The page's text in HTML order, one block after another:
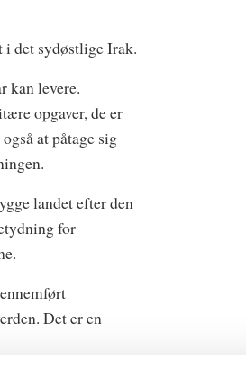
i det sydøstlige Irak.
kan levere.
opgaver, de er
at påtage sig
landet efter den
for
Det er en